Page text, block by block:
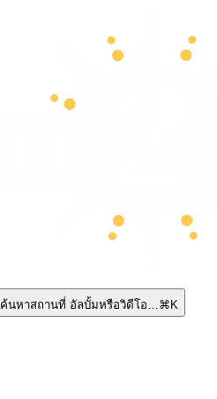
ค้นหาสถานที่ อัลบั้มหรือวิดีโอ…⌘K